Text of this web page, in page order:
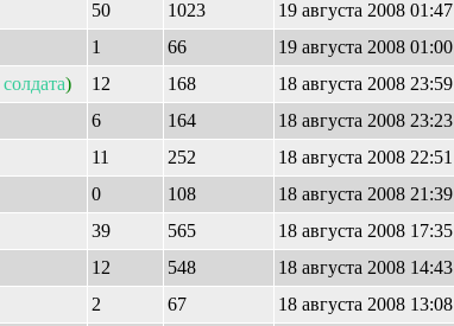
50 1023
19 августа 2008 01:47
1 66
19 августа 2008 01:00
солдата) 12 168
18 августа 2008 23:59
6 164
18 августа 2008 23:23
11 252
18 августа 2008 22:51
0 108
18 августа 2008 21:39
39 565
18 августа 2008 17:35
12 548
18 августа 2008 14:43
2 67
18 августа 2008 13:08